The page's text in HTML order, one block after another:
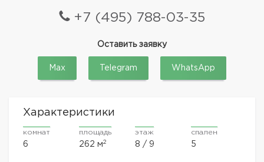
+7 (495) 788-03-35
Оставить заявку
Max Telegram WhatsApp
Характеристики
комнат
6
площадь
262 м2
этаж
8 / 9
спален
5